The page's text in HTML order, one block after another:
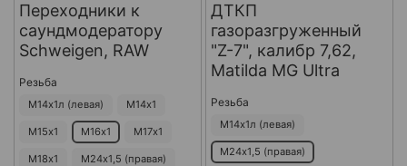
Переходники к
саундмодератору
Schweigen, RAW
Резьба
М14х1л (левая) М14х1
М15х1 М16х1 М17х1
М18х1 М24х1,5 (правая)
ДТКП
газоразгруженный
"Z-7", калибр 7,62,
Matilda MG Ultra
Резьба
М14х1л (левая)
М24х1,5 (правая)